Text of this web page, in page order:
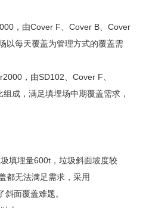
，由Cover F、Cover B、Cover
以每天覆盖为管理方式的覆盖需
，由SD102、Cover F、
成，满足填埋场中期覆盖需求，
填埋量600t，垃圾斜面坡度较
都无法满足需求，采用
面覆盖难题。